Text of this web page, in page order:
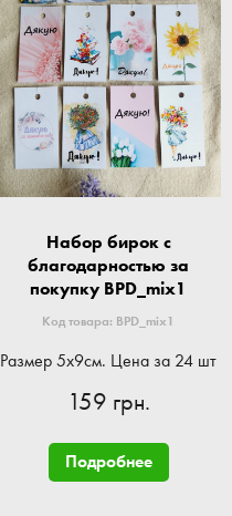
Набор бирок с
благодарностью за
покупку BPD_mix1
Код товара: BPD_mix1
Размер 5x9см. Цена за 24 шт
159 грн.
Подробнее